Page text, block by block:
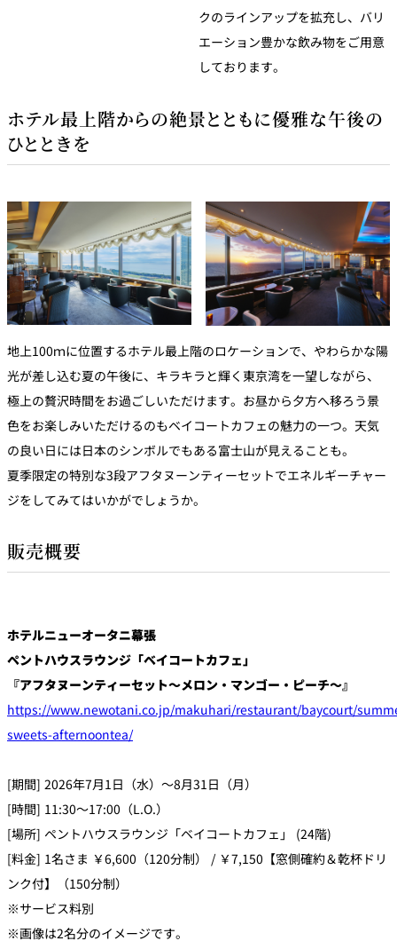
クのラインアップを拡充し、バリ
エーション豊かな飲み物をご用意
しております。
ホテル最上階からの絶景とともに優雅な午後の
ひとときを
地上100ｍに位置するホテル最上階のロケーションで、やわらかな陽
光が差し込む夏の午後に、キラキラと輝く東京湾を一望しながら、
極上の贅沢時間をお過ごしいただけます。お昼から夕方へ移ろう景
色をお楽しみいただけるのもベイコートカフェの魅力の一つ。天気
の良い日には日本のシンボルでもある富士山が見えることも。
夏季限定の特別な3段アフタヌーンティーセットでエネルギーチャー
ジをしてみてはいかがでしょうか。
販売概要
ホテルニューオータニ幕張
ペントハウスラウンジ「ベイコートカフェ」
『アフタヌーンティーセット～メロン・マンゴー・ピーチ～』
https://www.newotani.co.jp/makuhari/restaurant/baycourt/
sweets-afternoontea/
[期間] 2026年7月1日（水）～8月31日（月）
[時間] 11:30～17:00（L.O.）
[場所] ペントハウスラウンジ「ベイコートカフェ」 (24階)
[料金] 1名さま ￥6,600（120分制） / ￥7,150【窓側確約＆乾杯ドリ
ンク付】（150分制）
※サービス料別
※画像は2名分のイメージです。